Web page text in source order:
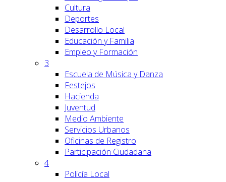
Cultura
Deportes
Desarrollo Local
Educación y Familia
Empleo y Formación
3
Escuela de Música y Danza
Festejos
Hacienda
Juventud
Medio Ambiente
Servicios Urbanos
Oficinas de Registro
Participación Ciudadana
4
Policía Local